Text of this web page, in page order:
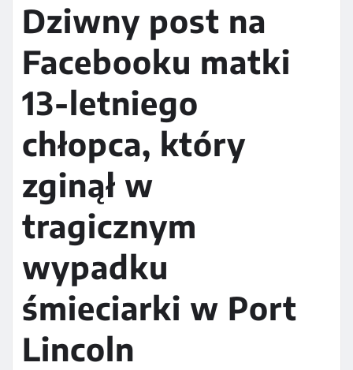
Dziwny post na
Facebooku matki
13-letniego
chłopca, który
zginął w
tragicznym
wypadku
śmieciarki w Port
Lincoln